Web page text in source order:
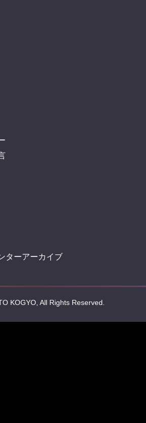
ターアーカイブ
KOGYO, All Rights Reserved.